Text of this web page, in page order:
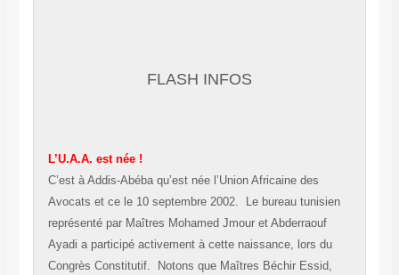
FLASH INFOS
L’U.A.A. est née !
C’est à Addis-Abéba qu’est née l’Union Africaine des
Avocats et ce le 10 septembre 2002. Le bureau tunisien
représenté par Maîtres Mohamed Jmour et Abderraouf
Ayadi a participé activement à cette naissance, lors du
Congrès Constitutif. Notons que Maîtres Béchir Essid,